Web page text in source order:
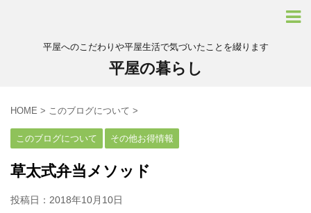
平屋へのこだわりや平屋生活で気づいたことを綴ります
平屋の暮らし
HOME > このブログについて >
このブログについて その他お得情報
草太式弁当メソッド
投稿日： 2018年10月10日